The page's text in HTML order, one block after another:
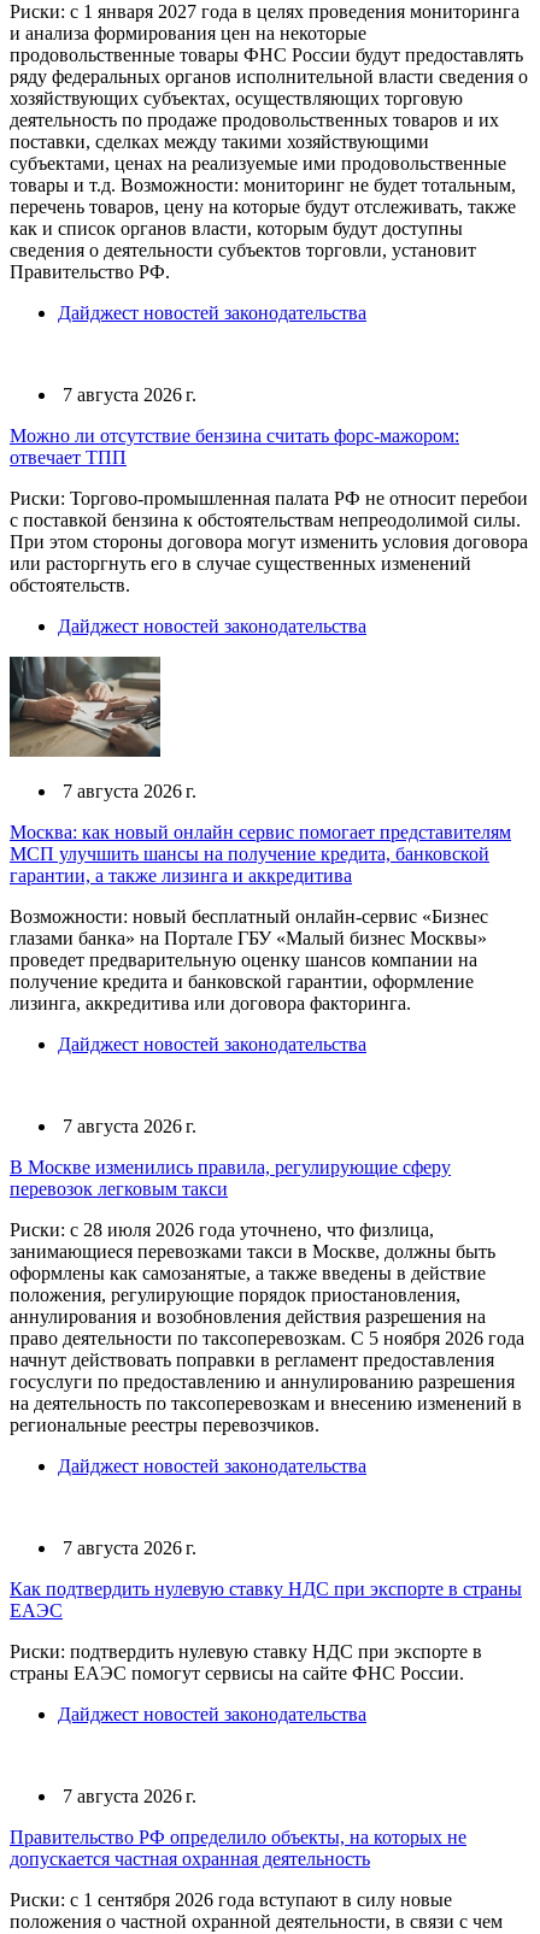
Риски: с 1 января 2027 года в целях проведения мониторинга
и анализа формирования цен на некоторые
продовольственные товары ФНС России будут предоставлять
ряду федеральных органов исполнительной власти сведения о
хозяйствующих субъектах, осуществляющих торговую
деятельность по продаже продовольственных товаров и их
поставки, сделках между такими хозяйствующими
субъектами, ценах на реализуемые ими продовольственные
товары и т.д. Возможности: мониторинг не будет тотальным,
перечень товаров, цену на которые будут отслеживать, также
как и список органов власти, которым будут доступны
сведения о деятельности субъектов торговли, установит
Правительство РФ.
Дайджест новостей законодательства
7 августа 2026 г.
Можно ли отсутствие бензина считать форс-мажором:
отвечает ТПП
Риски: Торгово-промышленная палата РФ не относит перебои
с поставкой бензина к обстоятельствам непреодолимой силы.
При этом стороны договора могут изменить условия договора
или расторгнуть его в случае существенных изменений
обстоятельств.
Дайджест новостей законодательства
7 августа 2026 г.
Москва: как новый онлайн сервис помогает представителям
МСП улучшить шансы на получение кредита, банковской
гарантии, а также лизинга и аккредитива
Возможности: новый бесплатный онлайн-сервис «Бизнес
глазами банка» на Портале ГБУ «Малый бизнес Москвы»
проведет предварительную оценку шансов компании на
получение кредита и банковской гарантии, оформление
лизинга, аккредитива или договора факторинга.
Дайджест новостей законодательства
7 августа 2026 г.
В Москве изменились правила, регулирующие сферу
перевозок легковым такси
Риски: с 28 июля 2026 года уточнено, что физлица,
занимающиеся перевозками такси в Москве, должны быть
оформлены как самозанятые, а также введены в действие
положения, регулирующие порядок приостановления,
аннулирования и возобновления действия разрешения на
право деятельности по таксоперевозкам. С 5 ноября 2026 года
начнут действовать поправки в регламент предоставления
госуслуги по предоставлению и аннулированию разрешения
на деятельность по таксоперевозкам и внесению изменений в
региональные реестры перевозчиков.
Дайджест новостей законодательства
7 августа 2026 г.
Как подтвердить нулевую ставку НДС при экспорте в страны
ЕАЭС
Риски: подтвердить нулевую ставку НДС при экспорте в
страны ЕАЭС помогут сервисы на сайте ФНС России.
Дайджест новостей законодательства
7 августа 2026 г.
Правительство РФ определило объекты, на которых не
допускается частная охранная деятельность
Риски: с 1 сентября 2026 года вступают в силу новые
положения о частной охранной деятельности, в связи с чем